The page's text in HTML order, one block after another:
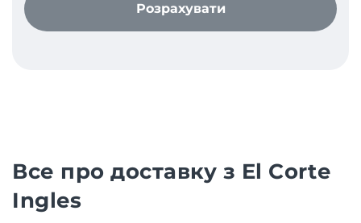
Розрахувати
Все про доставку з El Corte
Ingles